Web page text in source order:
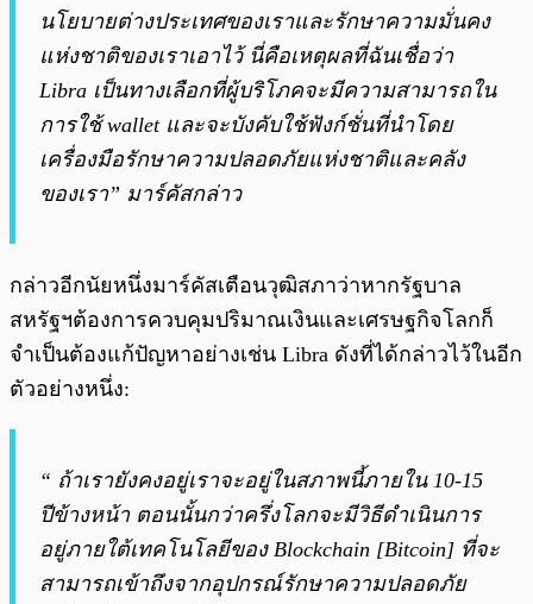
นโยบายต่างประเทศของเราและรักษาความมั่นคง
แห่งชาติของเราเอาไว้ นี่คือเหตุผลที่ฉันเชื่อว่า
Libra เป็นทางเลือกที่ผู้บริโภคจะมีความสามารถใน
การใช้ wallet และจะบังคับใช้ฟังก์ชั่นที่นำโดย
เครื่องมือรักษาความปลอดภัยแห่งชาติและคลัง
ของเรา” มาร์คัสกล่าว
กล่าวอีกนัยหนึ่งมาร์คัสเตือนวุฒิสภาว่าหากรัฐบาล
สหรัฐฯต้องการควบคุมปริมาณเงินและเศรษฐกิจโลกก็
จำเป็นต้องแก้ปัญหาอย่างเช่น Libra ดังที่ได้กล่าวไว้ในอีก
ตัวอย่างหนึ่ง:
“ ถ้าเรายังคงอยู่เราจะอยู่ในสภาพนี้ภายใน 10-15
ปีข้างหน้า ตอนนั้นกว่าครึ่งโลกจะมีวิธีดำเนินการ
อยู่ภายใต้เทคโนโลยีของ Blockchain [Bitcoin] ที่จะ
สามารถเข้าถึงจากอุปกรณ์รักษาความปลอดภัย